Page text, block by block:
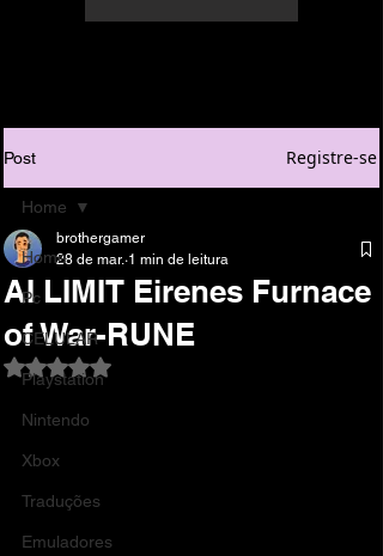
Post Registre-se
Home
Pc
CELULAR
Playstation
Nintendo
Xbox
Traduções
Emuladores
Home
AI LIMIT Eirenes Furnace
of War-RUNE
brothergamer
28 de mar. 1 min de leitura
Avaliado com NaN de 5 estrelas.